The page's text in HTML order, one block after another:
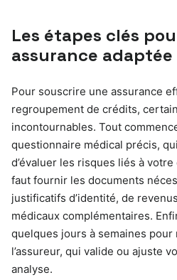
Les étapes clés
assurance adaptée
Pour souscrire une assurance
regroupement de crédits,
incontournables. Tout
questionnaire médical précis,
d’évaluer les risques liés à
faut fournir les documents
justificatifs d’identité, de
médicaux complémentaires.
quelques jours à semaines
l’assureur, qui valide ou ajuste
analyse.